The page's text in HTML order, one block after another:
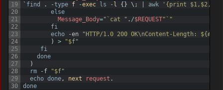
19
20
21
22
23
24
25
26
27
28
29
30
` find . -type f -exec ls - l { } \ ; awk
'{print
else
Message_Body="`cat " . /$REQUEST"`"
fi
echo
-en
"HTTP/1.0 200 OK\nContent-Length:
)
>
"$f"
fi
done
)
rm
-f
"$f"
echo done, next request .
done